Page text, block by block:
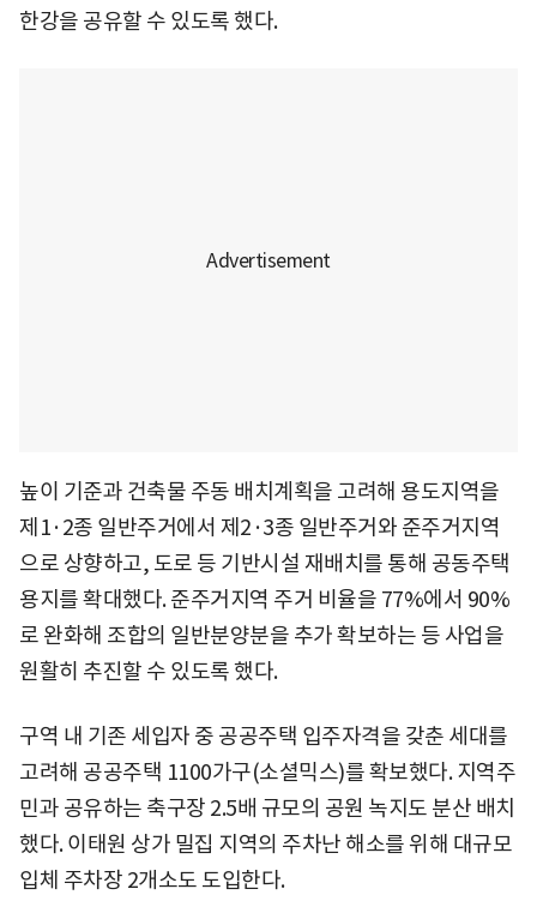
한강을 공유할 수 있도록 했다.
높이 기준과 건축물 주동 배치계획을 고려해 용도지역을
제1·2종 일반주거에서 제2·3종 일반주거와 준주거지역
으로 상향하고, 도로 등 기반시설 재배치를 통해 공동주택
용지를 확대했다. 준주거지역 주거 비율을 77%에서 90%
로 완화해 조합의 일반분양분을 추가 확보하는 등 사업을
원활히 추진할 수 있도록 했다.
구역 내 기존 세입자 중 공공주택 입주자격을 갖춘 세대를
고려해 공공주택 1100가구(소셜믹스)를 확보했다. 지역주
민과 공유하는 축구장 2.5배 규모의 공원 녹지도 분산 배치
했다. 이태원 상가 밀집 지역의 주차난 해소를 위해 대규모
입체 주차장 2개소도 도입한다.